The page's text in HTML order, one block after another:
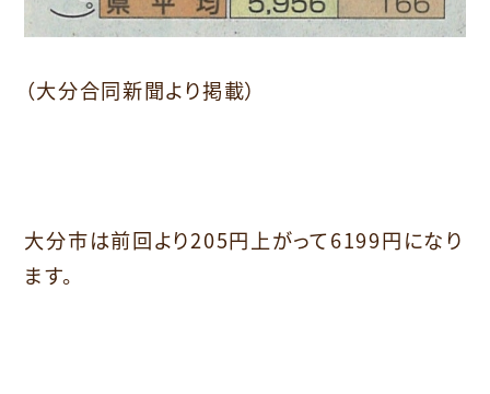
（大分合同新聞より掲載）
大分市は前回より205円上がって6199円になり
ます。